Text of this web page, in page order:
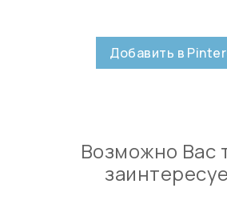
Добавить в
Возможно Вас